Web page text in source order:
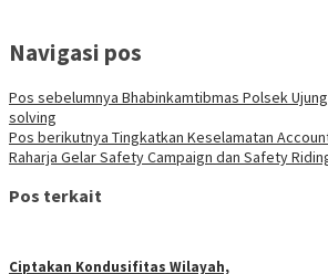
Navigasi pos
Pos sebelumnya Bhabinkamtibmas Polsek
solving
Pos berikutnya Tingkatkan Keselamatan
Raharja Gelar Safety Campaign dan Safety
Pos terkait
Ciptakan Kondusifitas Wilayah,